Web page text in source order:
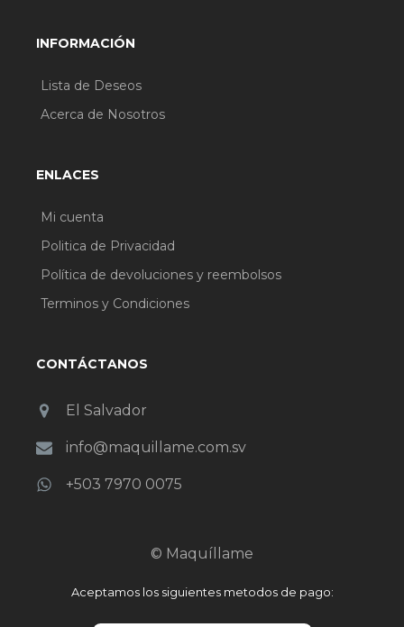
INFORMACIÓN
Lista de Deseos
Acerca de Nosotros
ENLACES
Mi cuenta
Politica de Privacidad
Política de devoluciones y reembolsos
Terminos y Condiciones
CONTÁCTANOS
El Salvador
info@maquillame.com.sv
+503 7970 0075
© Maquíllame
Aceptamos los siguientes metodos de pago: